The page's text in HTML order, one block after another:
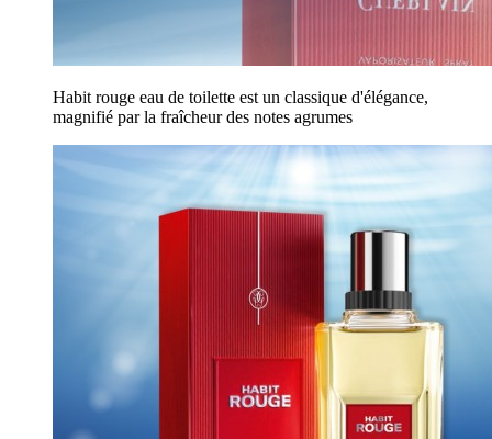
Habit rouge eau de toilette est un classique d'élégance,
magnifié par la fraîcheur des notes agrumes